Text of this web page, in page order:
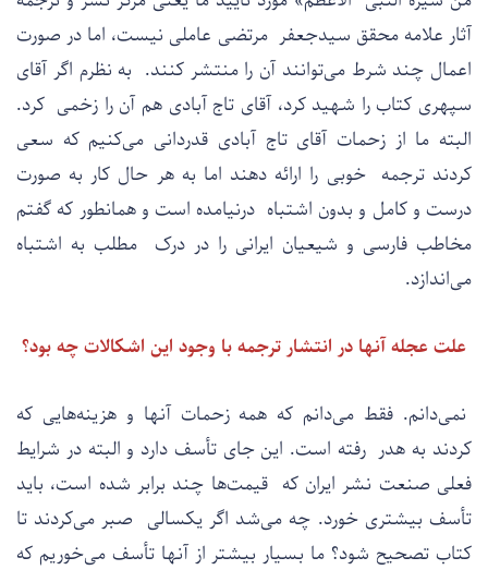
آثار علامه محقق سیدجعفر مرتضی عاملی نیست، اما در صورت
اعمال چند شرط می‌توانند آن را منتشر کنند. به نظرم اگر آقای
سپهری کتاب را شهید کرد، آقای تاج آبادی هم آن را زخمی کرد.
البته ما از زحمات آقای تاج آبادی قدردانی می‌کنیم که سعی
کردند ترجمه خوبی را ارائه دهند اما به هر حال کار به صورت
درست و کامل و بدون اشتباه درنیامده است و همانطور که گفتم
مخاطب فارسی و شیعیان ایرانی را در درک مطلب به اشتباه
می‌اندازد.
علت عجله آنها در انتشار ترجمه با وجود این اشکالات چه بود؟
نمی‌دانم. فقط می‌دانم که همه زحمات آنها و هزینه‌هایی که
کردند به هدر رفته است. این جای تأسف دارد و البته در شرایط
فعلی صنعت نشر ایران که قیمت‌ها چند برابر شده است، باید
تأسف بیشتری خورد. چه می‌شد اگر یکسالی صبر می‌کردند تا
کتاب تصحیح شود؟ ما بسیار بیشتر از آنها تأسف می‌خوریم که